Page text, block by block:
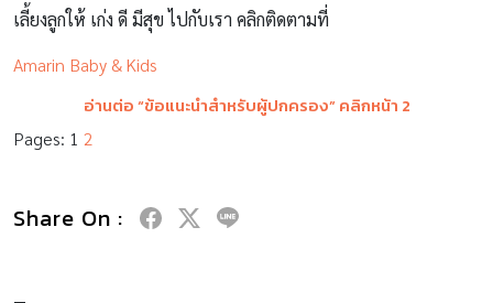
เลี้ยงลูกให้ เก่ง ดี มีสุข ไปกับเรา คลิกติดตามที่
Amarin Baby & Kids
อ่านต่อ “ข้อแนะนำสำหรับผู้ปกครอง” คลิกหน้า 2
Pages: 1 2
Share On :